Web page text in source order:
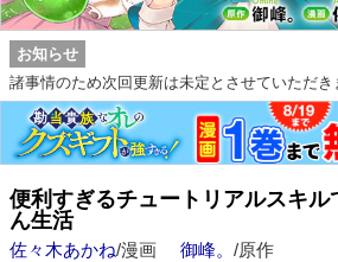
お知らせ
諸事情のため次回更新は未定とさせていただき
便利すぎるチュートリアルスキル
ん生活
佐々木あかね/漫画 御峰。 /原作